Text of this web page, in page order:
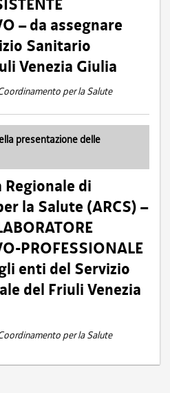
– da assegnare
Sanitario
Venezia Giulia
per la Salute
presentazione delle
Regionale di
la Salute (ARCS) –
PROFESSIONALE
enti del Servizio
del Friuli Venezia
per la Salute